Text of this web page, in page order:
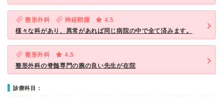
整形外科 神経鞘腫
4.5
様々な科があり、異常があれば同じ病院の中で全て済みます。
整形外科
4.5
整形外科の脊髄専門の腕の良い先生が在院
診療科目：